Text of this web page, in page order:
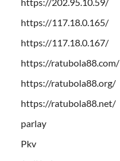
https://117.18.0.165/
https://117.18.0.167/
https://ratubola88.com/
https://ratubola88.org/
https://ratubola88.net/
parlay
Pkv